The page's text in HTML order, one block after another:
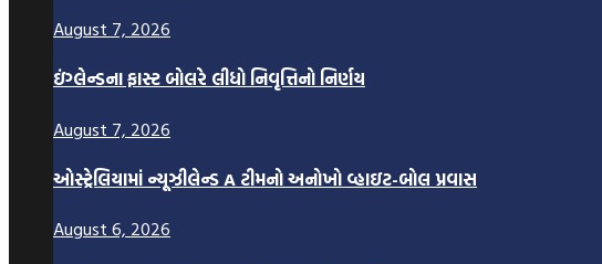
August 7, 2026
ઇંગ્લેન્ડના ફાસ્ટ બોલરે લીધો નિવૃત્તિનો નિર્ણય
August 7, 2026
ઓસ્ટ્રેલિયામાં ન્યૂઝીલેન્ડ A ટીમનો અનોખો વ્હાઇટ-બોલ પ્રવાસ
August 6, 2026